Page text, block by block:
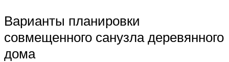
Варианты планировки
совмещенного санузла деревянного
дома